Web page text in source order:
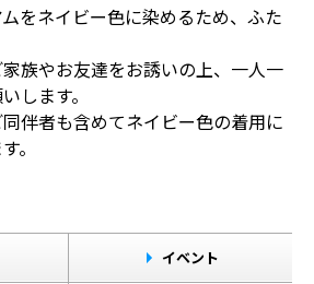
をネイビー色に染めるため、ふた
族やお友達をお誘いの上、一人一
します。
伴者も含めてネイビー色の着用に
。
イベント